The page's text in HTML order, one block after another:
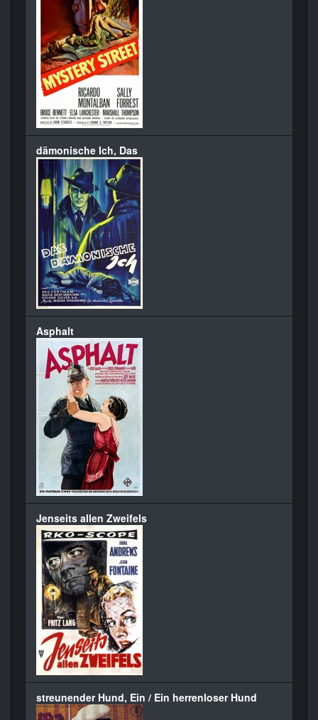
dämonische Ich, Das
Asphalt
Jenseits allen Zweifels
streunender Hund, Ein / Ein herrenloser Hund